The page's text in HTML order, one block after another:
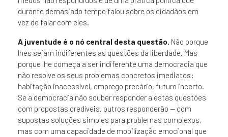
durante demasiado tempo falou sobre os cidadãos em
vez de falar com eles.
A juventude é o nó central desta questão. Não porque
lhes sejam indiferentes as questões da liberdade. Mas
porque lhe começa a ser indiferente uma democracia que
não resolve os seus problemas concretos imediatos:
habitação inacessível, emprego precário, futuro incerto.
Se a democracia não souber responder a estas questões
com propostas credíveis, outros responderão — com
supostas soluções simples para problemas complexos,
mas com uma capacidade de mobilização emocional que